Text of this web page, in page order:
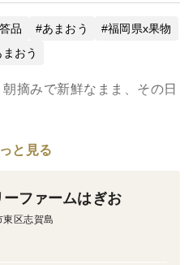
品 あまおう
福岡県x果物
おう
摘みで新鮮なまま、その日
ションを使用しておりま
すすめです。
と見る
ーファームはぎお
東区志賀島